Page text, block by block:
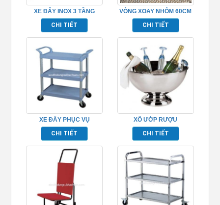
XE ĐẨY INOX 3 TẦNG
TP680116
CHI TIẾT
VÒNG XOAY NHÔM 60CM
CHI TIẾT
XE ĐẨY PHỤC VỤ
TP680101
CHI TIẾT
XÔ ƯỚP RƯỢU
CHAMPAGNE – TP697076
CHI TIẾT